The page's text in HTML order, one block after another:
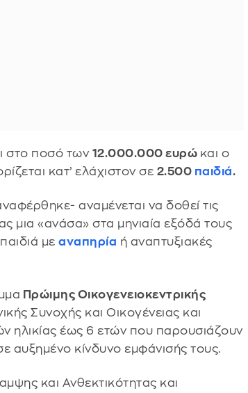
στο ποσό των 12.000.000 ευρώ και ο
κατ’ ελάχιστον σε 2.500 παιδιά.
αναμένεται να δοθεί τις
μια «ανάσα» στα μηνιαία εξόδά τους
μεαναπηρία ή αναπτυξιακές
Πρώιμης Οικογενειοκεντρικής
Συνοχής και Οικογένειας και
ηλικίας έως 6 ετών που παρουσιάζουν
αυξημένο κίνδυνο εμφάνισής τους.
και Ανθεκτικότητας και